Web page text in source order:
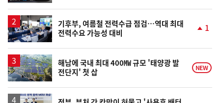
일
기후부, 여름철 전력수급 점검…역대 최대
전력수요 가능성 대비
상
승
1
해남에 국내 최대 400㎿ 규모 '태양광 발
전단지' 첫 삽
NEW